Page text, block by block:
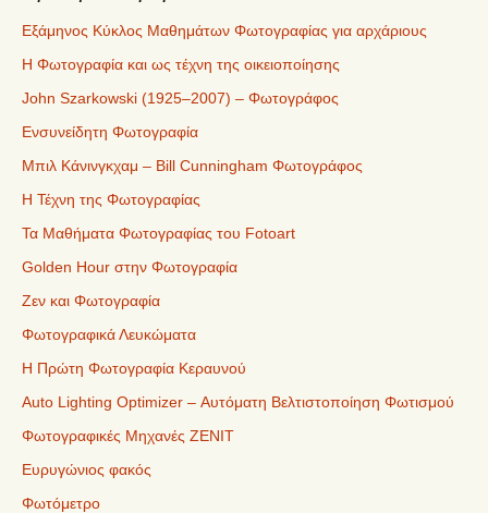
Εξάμηνος Κύκλος Μαθημάτων Φωτογραφίας για αρχάριους
Η Φωτογραφία και ως τέχνη της οικειοποίησης
John Szarkowski (1925–2007) – Φωτογράφος
Ενσυνείδητη Φωτογραφία
Μπιλ Κάνινγκχαμ – Bill Cunningham Φωτογράφος
Η Τέχνη της Φωτογραφίας
Τα Μαθήματα Φωτογραφίας του Fotoart
Golden Hour στην Φωτογραφία
Ζεν και Φωτογραφία
Φωτογραφικά Λευκώματα
Η Πρώτη Φωτογραφία Κεραυνού
Auto Lighting Optimizer – Αυτόματη Βελτιστοποίηση Φωτισμού
Φωτογραφικές Μηχανές ZENIT
Ευρυγώνιος φακός
Φωτόμετρο